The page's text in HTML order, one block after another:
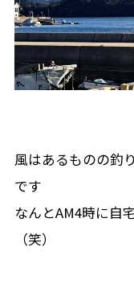
風はあるものの釣
です
なんとAM4時に自
（笑）